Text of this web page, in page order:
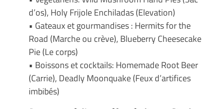
d’os), Holy Frijole Enchiladas (Elevation)
• Gateaux et gourmandises : Hermits for the
Road (Marche ou crève), Blueberry Cheesecake
Pie (Le corps)
• Boissons et cocktails: Homemade Root Beer
(Carrie), Deadly Moonquake (Feux d’artifices
imbibés)